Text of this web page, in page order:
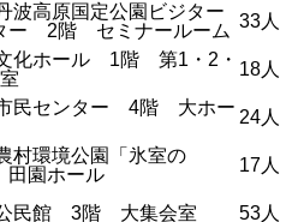
波高原国定公園ビジター
ー 2階 セミナールーム 33人
化ホール 1階 第1・2・ 18人
民センター 4階 大ホー 24人
村環境公園「氷室の
園ホール
17人
民館 3階 大集会室
53人